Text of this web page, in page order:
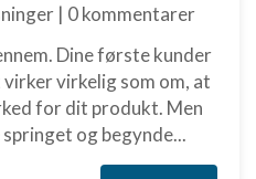
| 0 kommentarer
Dine første kunder
virkelig som om, at
for dit produkt. Men
og begynde...